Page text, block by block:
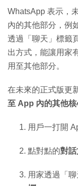
WhatsApp 表示，
內的其他部分，例
透過「聊天」標籤
出方式，能讓用家
用至其他部分。
在未來的正式版更
至 App 內的其他核
用戶一打開
點對點的對
用家透過「